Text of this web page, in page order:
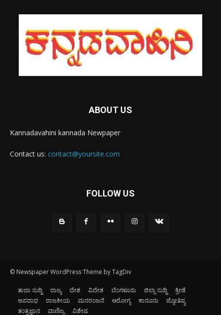
ABOUT US
Kannadavahini kannada Newpaper
Contact us: contact@yoursite.com
FOLLOW US
© Newspaper WordPress Theme by TagDiv
ತಾಜಾ ಸುದ್ದಿ ರಾಜ್ಯ ದೇಶ ವಿದೇಶ ಬೆಂಗಳೂರು ಜಿಲ್ಲಾ ಸುದ್ದಿ
ಕ್ರೀಡೆ
ಅಪರಾಧ
ರಾಜಕೀಯ ಮನರಂಜನೆ ಆರೋಗ್ಯ ಕಾನೂನು
ಜ್ಯೋತಿಷ್ಯ
ತಂತ್ರಜ್ಞಾನ
ವಾಣಿಜ್ಯ ವಿಶೇಷ